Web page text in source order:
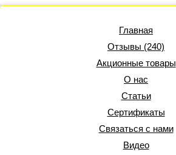
Главная
Отзывы (240)
Акционные товары
О нас
Статьи
Сертификаты
Связаться с нами
Видео